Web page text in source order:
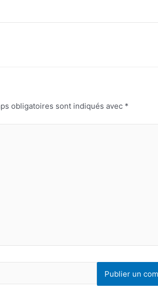
obligatoires sont indiqués avec *